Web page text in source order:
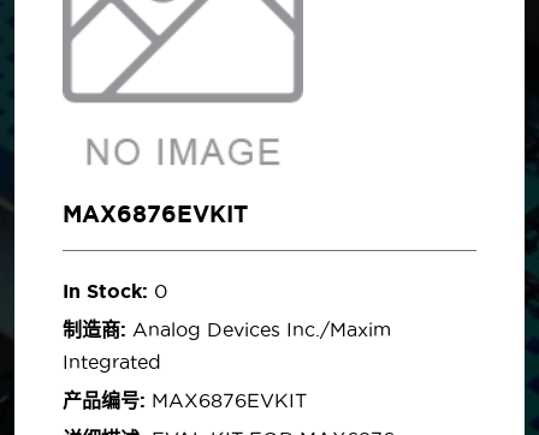
MAX6876EVKIT
In Stock: 0
制造商: Analog Devices Inc./Maxim
Integrated
产品编号: MAX6876EVKIT